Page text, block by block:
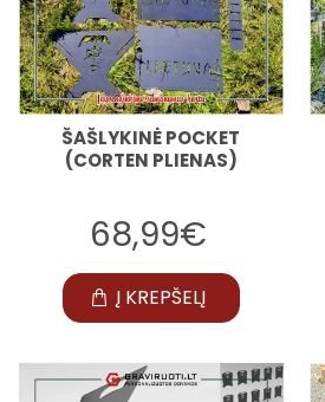
ŠAŠLYKINĖ POCKET
(CORTEN PLIENAS)
68,99€
Į KREPŠELĮ